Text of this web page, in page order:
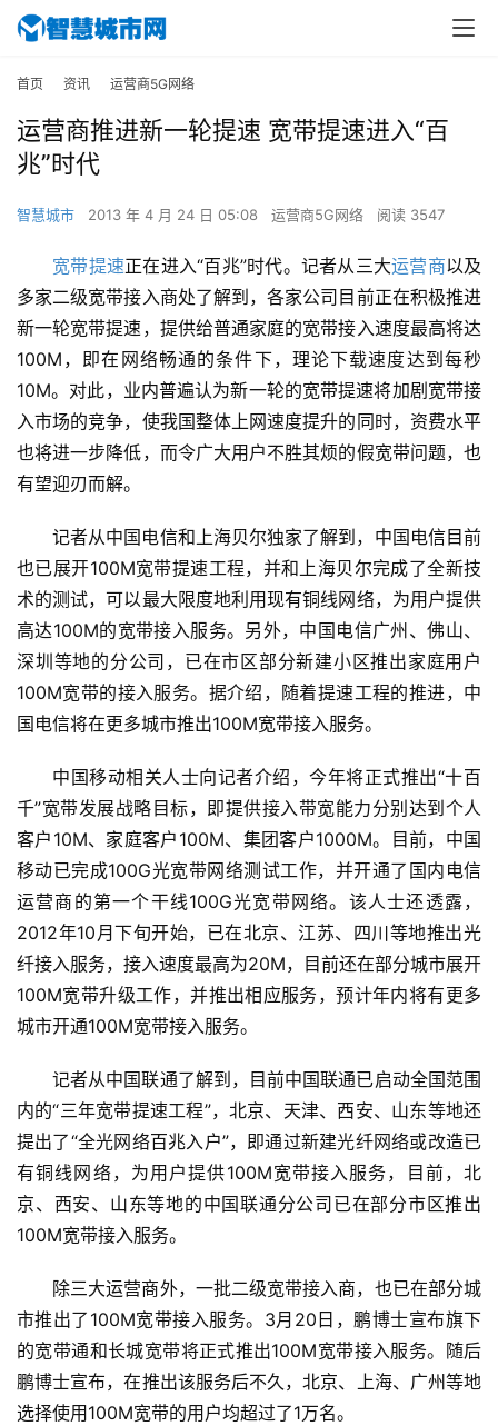
首页 资讯 运营商5G网络
运营商推进新一轮提速 宽带提速进入“百
兆”时代
智慧城市 2013 年 4 月 24 日 05:08 运营商5G网络 阅读 3547
宽带提速正在进入“百兆”时代。记者从三大运营商以及
多家二级宽带接入商处了解到，各家公司目前正在积极推进
新一轮宽带提速，提供给普通家庭的宽带接入速度最高将达
100M，即在网络畅通的条件下，理论下载速度达到每秒
10M。对此，业内普遍认为新一轮的宽带提速将加剧宽带接
入市场的竞争，使我国整体上网速度提升的同时，资费水平
也将进一步降低，而令广大用户不胜其烦的假宽带问题，也
有望迎刃而解。
记者从中国电信和上海贝尔独家了解到，中国电信目前
也已展开100M宽带提速工程，并和上海贝尔完成了全新技
术的测试，可以最大限度地利用现有铜线网络，为用户提供
高达100M的宽带接入服务。另外，中国电信广州、佛山、
深圳等地的分公司，已在市区部分新建小区推出家庭用户
100M宽带的接入服务。据介绍，随着提速工程的推进，中
国电信将在更多城市推出100M宽带接入服务。
中国移动相关人士向记者介绍，今年将正式推出“十百
千”宽带发展战略目标，即提供接入带宽能力分别达到个人
客户10M、家庭客户100M、集团客户1000M。目前，中国
移动已完成100G光宽带网络测试工作，并开通了国内电信
运营商的第一个干线100G光宽带网络。该人士还透露，
2012年10月下旬开始，已在北京、江苏、四川等地推出光
纤接入服务，接入速度最高为20M，目前还在部分城市展开
100M宽带升级工作，并推出相应服务，预计年内将有更多
城市开通100M宽带接入服务。
记者从中国联通了解到，目前中国联通已启动全国范围
内的“三年宽带提速工程”，北京、天津、西安、山东等地还
提出了“全光网络百兆入户”，即通过新建光纤网络或改造已
有铜线网络，为用户提供100M宽带接入服务，目前，北
京、西安、山东等地的中国联通分公司已在部分市区推出
100M宽带接入服务。
除三大运营商外，一批二级宽带接入商，也已在部分城
市推出了100M宽带接入服务。3月20日，鹏博士宣布旗下
的宽带通和长城宽带将正式推出100M宽带接入服务。随后
鹏博士宣布，在推出该服务后不久，北京、上海、广州等地
选择使用100M宽带的用户均超过了1万名。